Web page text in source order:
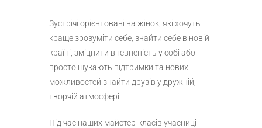
Зустрічі орієнтовані на жінок, які хочуть
краще зрозуміти себе, знайти себе в новій
країні, зміцнити впевненість у собі або
просто шукають підтримки та нових
можливостей знайти друзів у дружній,
творчій атмосфері.
Під час наших майстер-класів учасниці